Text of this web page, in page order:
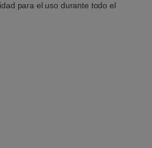
para el uso durante todo el